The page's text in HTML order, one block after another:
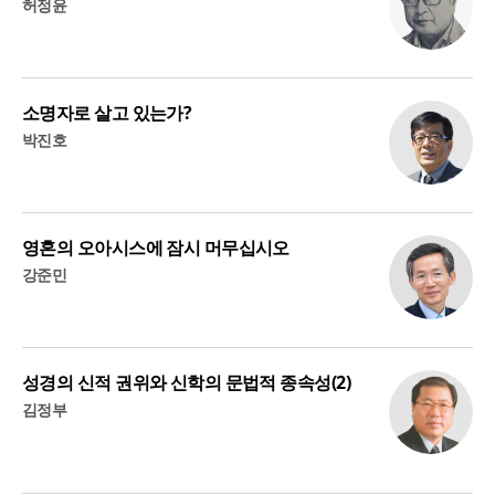
허정윤
소명자로 살고 있는가?
박진호
영혼의 오아시스에 잠시 머무십시오
강준민
성경의 신적 권위와 신학의 문법적 종속성(2)
김정부